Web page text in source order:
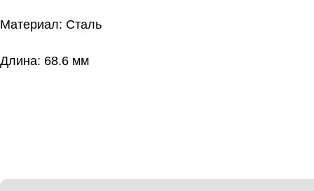
Maтeриaл: Сталь
Длинa: 68.6 мм